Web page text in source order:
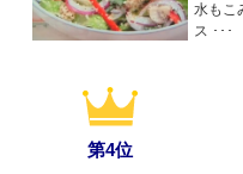
水もこ
ス ･･･
第4位